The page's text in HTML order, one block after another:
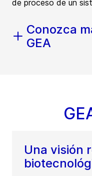
de proceso de un
Conozca
GEA
Una visión